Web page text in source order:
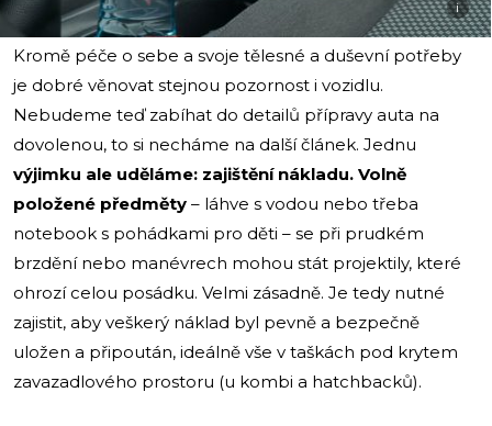
i
Kromě péče o sebe a svoje tělesné a duševní potřeby
je dobré věnovat stejnou pozornost i vozidlu.
Nebudeme teď zabíhat do detailů přípravy auta na
dovolenou, to si necháme na další článek. Jednu
výjimku ale uděláme: zajištění nákladu. Volně
položené předměty – láhve s vodou nebo třeba
notebook s pohádkami pro děti – se při prudkém
brzdění nebo manévrech mohou stát projektily, které
ohrozí celou posádku. Velmi zásadně. Je tedy nutné
zajistit, aby veškerý náklad byl pevně a bezpečně
uložen a připoután, ideálně vše v taškách pod krytem
zavazadlového prostoru (u kombi a hatchbacků).